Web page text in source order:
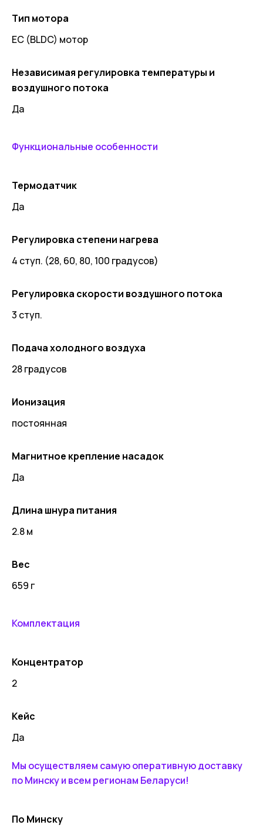
Тип мотора
EC (BLDC) мотор
Независимая регулировка температуры и
воздушного потока
Да
Функциональные особенности
Термодатчик
Да
Регулировка степени нагрева
4 ступ. (28, 60, 80, 100 градусов)
Регулировка скорости воздушного потока
3 ступ.
Подача холодного воздуха
28 градусов
Ионизация
постоянная
Магнитное крепление насадок
Да
Длина шнура питания
2.8 м
Вес
659 г
Комплектация
Концентратор
2
Кейс
Да
Мы осуществляем самую оперативную доставку
по Минску и всем регионам Беларуси!
По Минску